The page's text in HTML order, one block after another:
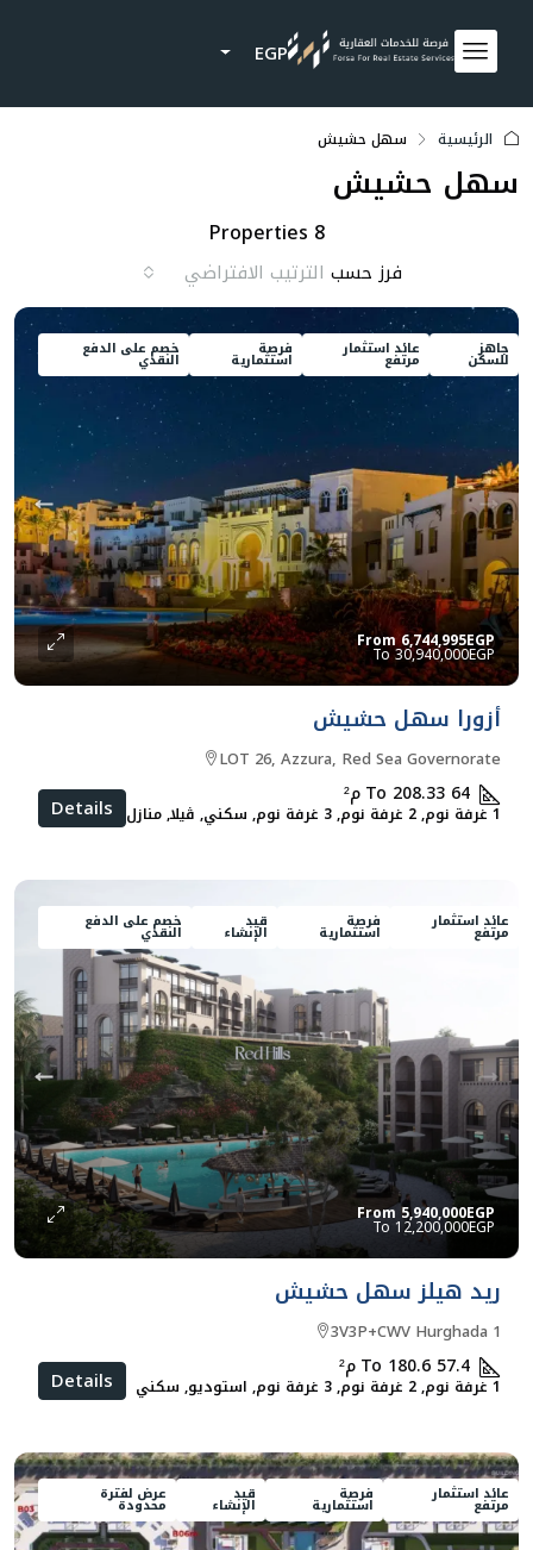
EGP
الرئيسية سهل حشيش
سهل حشيش
8 Properties
فرز حسب الترتيب الافتراضي
جاهز
للسكن
عائد استثمار
مرتفع
فرصة
استثمارية
خصم على الدفع
النقدي
From6,744,995EGP
30,940,000EGP
أزورا سهل حشيش
LOT 26, Azzura, Red Sea Governorate
64 To 208.33 م²
1 غرفة نوم, 2 غرفة نوم, 3 غرفة نوم, سكني, ڨيلا, منازل تاون هاوس Details
عائد استثمار
مرتفع
فرصة
استثمارية
قيد
الإنشاء
خصم على الدفع
النقدي
From5,940,000EGP
12,200,000EGP
ريد هيلز سهل حشيش
3V3P+CWV Hurghada 1
57.4 To 180.6 م²
1 غرفة نوم, 2 غرفة نوم, 3 غرفة نوم, استوديو, سكني Details
عائد استثمار
مرتفع
فرصة
استثمارية
قيد
الإنشاء
عرض لفترة
محدودة